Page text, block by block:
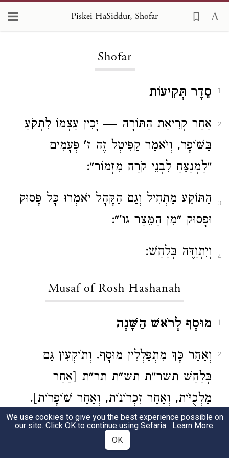
Piskei HaSiddur, Shofar
Shofar
1 סֵדֶר תְּקִיעוֹת
2 אַחַר קְרִיאַת הַתּוֹרָה — יָכִין עַצְמוֹ לִתְקֹעַ
בַּשּׁוֹפָר, וְיֹאמַר קַפִּיטְל זֶה ז' פְּעָמִים
"לַמְנַצֵּחַ לִבְנֵי קֹרַח מִזְמוֹר":
3
הַתּוֹקֵע מַתְחִיל וְגַם הַקָּהָל יֹאמְרוּ כָּל פָּסוּק
וּפָסוּק "מִן הַמֵּצַר גו'":
4 וְיִתְוַדֶּה בְּלַחַשׁ:
Musaf of Rosh Hashanah
1 מוּסָף לְרֹאשׁ הַשָּׁנָה
2
וְאַחַר כָּךְ מִתְפַּלְלִין מוּסָף. וְתוֹקְעִין גַּם
בְּלַחַשׁ תשר"ת תש"ת תר"ת [אַחַר
מַלְכֻיּוֹת, וְאַחַר זִכְרוֹנוֹת, וְאַחַר שׁוֹפָרוֹת].
קַבָּלָה בְּשֵׁם הָרוֹקֵחַ כְּשֶׁחַזָּן אוֹמֵר "הוּא
אֱלֹהֵינוּ אֵין עוֹד" יֹאמְרוּ הַקָּהָל פְּסוּקִים אֵלּוּ
We use cookies to give you the best experience possible on
our site. Click OK to continue using Sefaria. Learn More.
OK